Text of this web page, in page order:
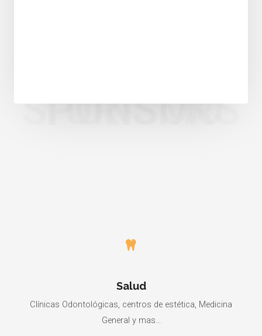
TURISMO
SPONSORS
Salud
Clínicas Odontológicas, centros de estética, Medicina
General y mas...